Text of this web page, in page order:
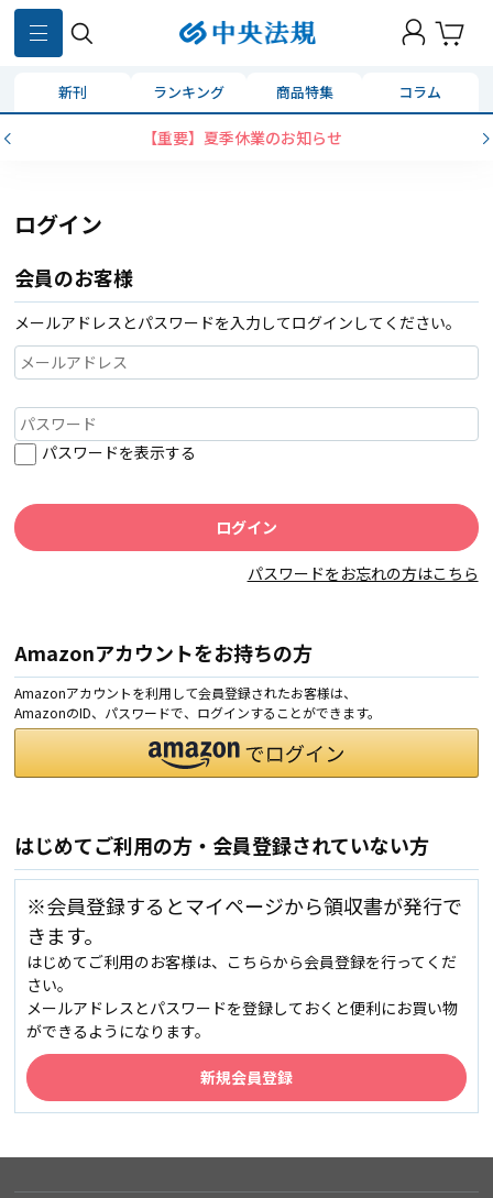
新刊 ランキング 商品特集 コラム
【重要】夏季休業のお知らせ
ログイン
会員のお客様
メールアドレスとパスワードを入力してログインしてください。
パスワードを表示する
パスワードをお忘れの方はこちら
Amazonアカウントをお持ちの方
Amazonアカウントを利用して会員登録されたお客様は、
AmazonのID、パスワードで、ログインすることができます。
はじめてご利用の方・会員登録されていない方
※会員登録するとマイページから領収書が発行で
きます。
はじめてご利用のお客様は、こちらから会員登録を行ってくだ
さい。
メールアドレスとパスワードを登録しておくと便利にお買い物
ができるようになります。